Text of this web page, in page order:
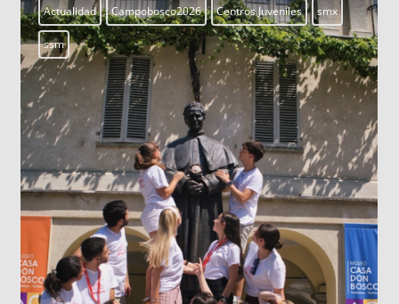
Aprendiendo a vivir Blogs
LOS DATOS BIOMÉTRICOS: NUESTRA
IDENTIDAD EN JUEGO